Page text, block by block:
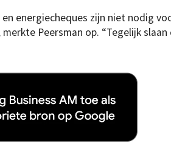
energiecheques zijn niet nodig
merkte Peersman op. “Tegelijk